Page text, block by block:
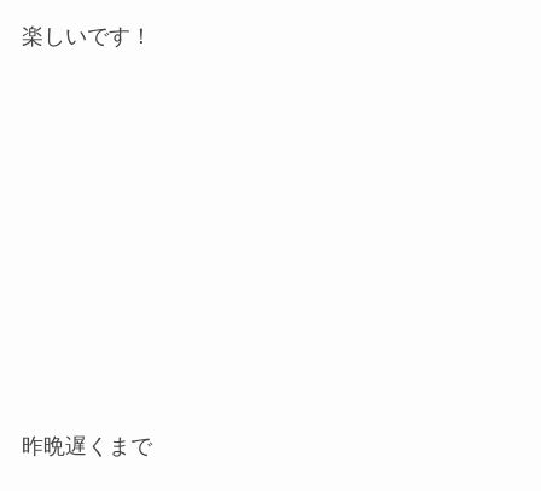
楽しいです！
昨晩遅くまで